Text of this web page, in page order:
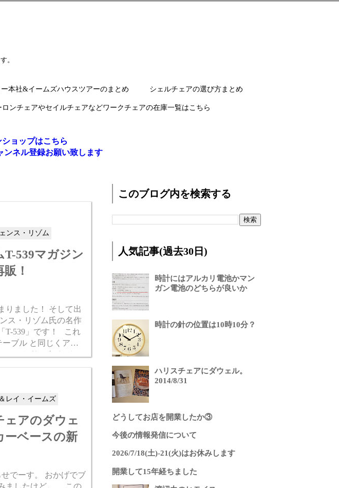
。
本社&イームズハウスツアーのまとめ シェルチェアの選び方まとめ
ロンチェアやセイルチェアなどワークチェアの在庫一覧はこちら
ョップはこちら
ンネル登録お願い致します
ンス・リゾム
539マガジン
！
た！ そして出
」です！ これ
ブル と同じくアメ
のひとりである ジェ
レイ・イームズ
ェアのダウェ
ーベースの新
おかげでブ
たけど。 この
このブログ内を検索する
人気記事(過去30日)
時計にはアルカリ電池かマン
ガン電池のどちらが良いか
時計の針の位置は10時10分？
ハリスチェアにダウェル。
2014/8/31
どうしてお店を開業したか③
今後の情報発信について
2026/7/18(土)-21(火)はお休みします
開業して15年経ちました